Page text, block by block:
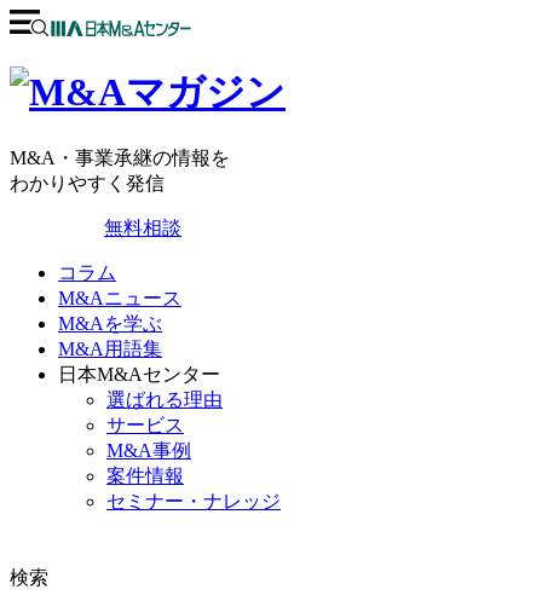
M&A・事業承継の情報を
わかりやすく発信
無料相談
コラム
M&Aニュース
M&Aを学ぶ
M&A用語集
日本M&Aセンター
選ばれる理由
サービス
M&A事例
案件情報
セミナー・ナレッジ
検索